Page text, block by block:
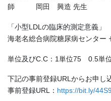
師 岡田 興造 先生
「小型LDLの臨床的測定意義」
海老名総合病院糖尿病セン
単位及びC.C：1単位75 0.5単
下記の事前登録URLからお申し
事前登録URL： https://bit.ly/